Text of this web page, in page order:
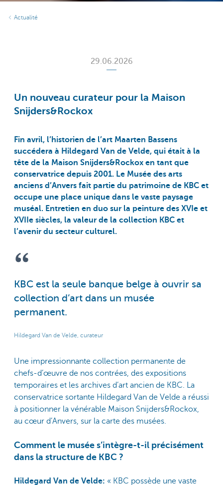
Actualité
29.06.2026
Un nouveau curateur pour la Maison
Snijders&Rockox
Fin avril, l’historien de l’art Maarten Bassens
succédera à Hildegard Van de Velde, qui était à la
tête de la Maison Snijders&Rockox en tant que
conservatrice depuis 2001. Le Musée des arts
anciens d’Anvers fait partie du patrimoine de KBC et
occupe une place unique dans le vaste paysage
muséal. Entretien en duo sur la peinture des XVIe et
XVIIe siècles, la valeur de la collection KBC et
l’avenir du secteur culturel.
KBC est la seule banque belge à ouvrir sa
collection d’art dans un musée
permanent.
Hildegard Van de Velde, curateur
Une impressionnante collection permanente de
chefs-d’œuvre de nos contrées, des expositions
temporaires et les archives d’art ancien de KBC. La
conservatrice sortante Hildegard Van de Velde a réussi
à positionner la vénérable Maison Snijders&Rockox,
au cœur d’Anvers, sur la carte des musées.
Comment le musée s’intègre-t-il précisément
dans la structure de KBC ?
Hildegard Van de Velde: « KBC possède une vaste